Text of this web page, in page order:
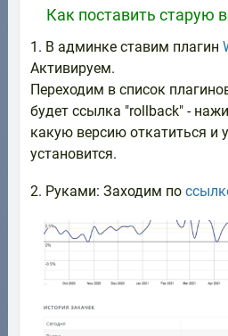
Как поставить старую
1. В админке ставим плагин
Активируем.
Переходим в список
будет ссылка "rollback" -
какую версию откатиться и
установится.
2. Руками: Заходим по